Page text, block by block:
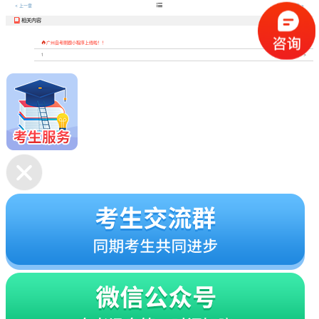
< 上一章  下一章 >
 相关内容
广州自考刷题小程序上线啦！！
1